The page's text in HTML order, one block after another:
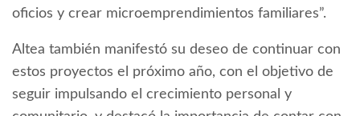
oficios y crear microemprendimientos familiares”.
Altea también manifestó su deseo de continuar con
estos proyectos el próximo año, con el objetivo de
seguir impulsando el crecimiento personal y